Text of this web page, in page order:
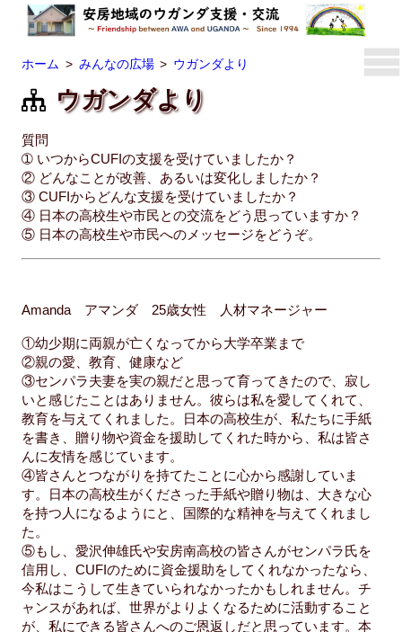
ホーム みんなの広場 ウガンダより
ウガンダより
質問
➀ いつからCUFIの支援を受けていましたか？
② どんなことが改善、あるいは変化しましたか？
③ CUFIからどんな支援を受けていましたか？
④ 日本の高校生や市民との交流をどう思っていますか？
⑤ 日本の高校生や市民へのメッセージをどうぞ。
Amanda アマンダ 25歳女性 人材マネージャー
①幼少期に両親が亡くなってから大学卒業まで
②親の愛、教育、健康など
③センパラ夫妻を実の親だと思って育ってきたので、寂し
いと感じたことはありません。彼らは私を愛してくれて、
教育を与えてくれました。日本の高校生が、私たちに手紙
を書き、贈り物や資金を援助してくれた時から、私は皆さ
んに友情を感じています。
④皆さんとつながりを持てたことに心から感謝していま
す。日本の高校生がくださった手紙や贈り物は、大きな心
を持つ人になるようにと、国際的な精神を与えてくれまし
た。
⑤もし、愛沢伸雄氏や安房南高校の皆さんがセンパラ氏を
信用し、CUFIのために資金援助をしてくれなかったなら、
今私はこうして生きていられなかったかもしれません。チ
ャンスがあれば、世界がよりよくなるために活動すること
が、私にできる皆さんへのご恩返しだと思っています。本